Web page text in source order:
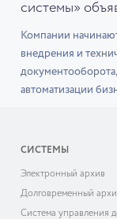
системы»
Компании
внедрения и
автоматизации
СИСТЕМЫ
Электронный архив
Долговременный
Система управления